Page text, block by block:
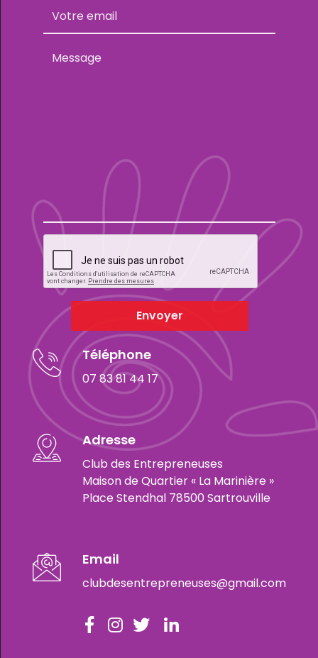
Envoyer
Téléphone
07 83 81 44 17
Adresse
Club des Entrepreneuses
Maison de Quartier « La Marinière »
Place Stendhal 78500 Sartrouville
Email
clubdesentrepreneuses@gmail.com